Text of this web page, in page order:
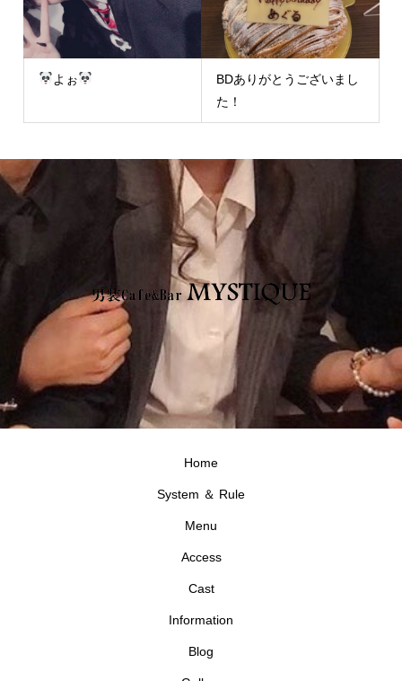
よぉ
BDありがとうございまし
た！
Home
System ＆ Rule
Menu
Access
Cast
Information
Blog